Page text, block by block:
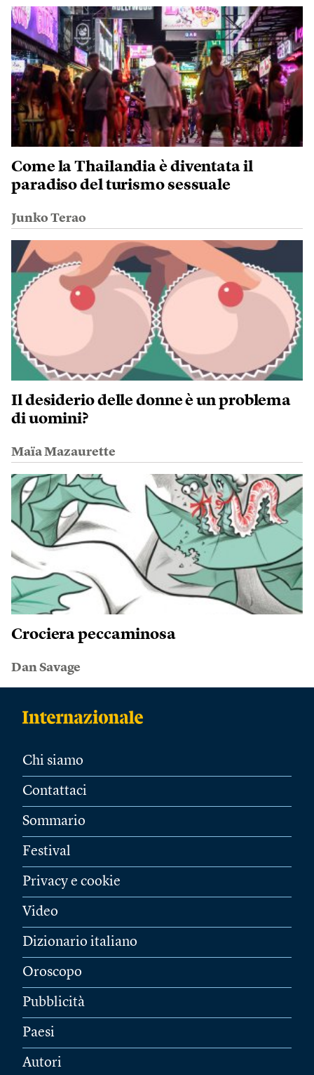
Come la Thailandia è diventata il
paradiso del turismo sessuale
Junko Terao
Il desiderio delle donne è un problema
di uomini?
Maïa Mazaurette
Crociera peccaminosa
Dan Savage
Chi siamo
Contattaci
Sommario
Festival
Privacy e cookie
Video
Dizionario italiano
Oroscopo
Pubblicità
Paesi
Autori